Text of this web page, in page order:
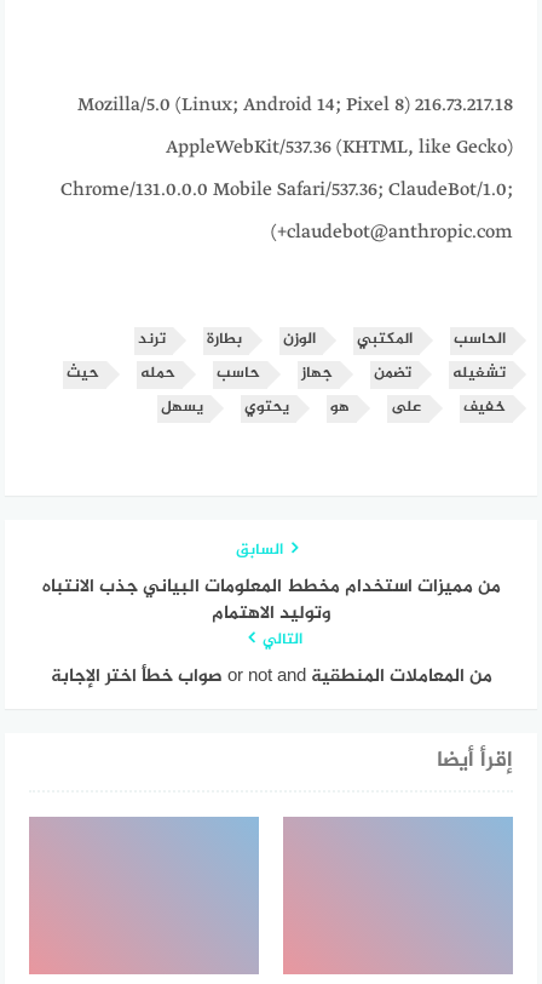
216.73.217.18 Mozilla/5.0 (Linux; Android 14; Pixel 8)
AppleWebKit/537.36 (KHTML, like Gecko)
Chrome/131.0.0.0 Mobile Safari/537.36; ClaudeBot/1.0;
+claudebot@anthropic.com)
الحاسب المكتبي الوزن بطارة
ترند
تشغيله
تضمن جهاز حاسب حمله
حيث
خفيف
على هو يحتوي يسهل
السابق
من مميزات استخدام مخطط المعلومات البياني جذب الانتباه
وتوليد الاهتمام
التالي
من المعاملات المنطقية or not and صواب خطأ اختر الإجابة
إقرأ أيضا